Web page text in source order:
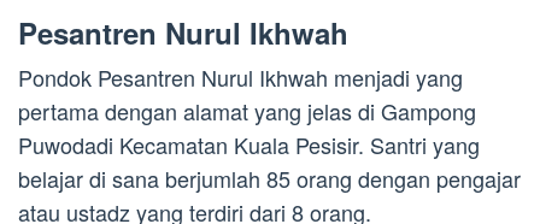
Pesantren Nurul Ikhwah
Pondok Pesantren Nurul Ikhwah menjadi yang
pertama dengan alamat yang jelas di Gampong
Puwodadi Kecamatan Kuala Pesisir. Santri yang
belajar di sana berjumlah 85 orang dengan pengajar
atau ustadz yang terdiri dari 8 orang.